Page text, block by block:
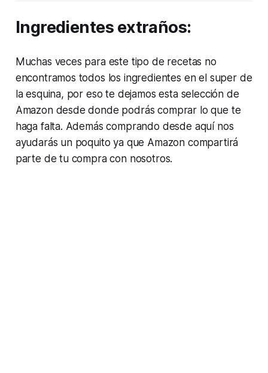
Ingredientes extraños:
Muchas veces para este tipo de recetas no
encontramos todos los ingredientes en el super de
la esquina, por eso te dejamos esta selección de
Amazon desde donde podrás comprar lo que te
haga falta. Además comprando desde aquí nos
ayudarás un poquito ya que Amazon compartirá
parte de tu compra con nosotros.